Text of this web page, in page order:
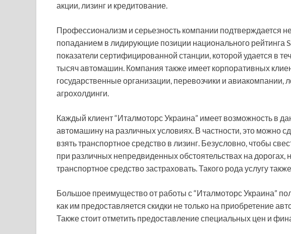
акции, лизинг и кредитование.
Профессионализм и серьезность компании подтверждается
попаданием в лидирующие позиции национального рейтинга
показатели сертифицированной станции, которой удается в
тысяч автомашин. Компания также имеет корпоративных
государственные организации, перевозчики и авиакомпании,
агрохолдинги.
Каждый клиент “Италмоторс Украина” имеет возможность в
автомашину на различных условиях. В частности, это можно
взять транспортное средство в лизинг. Безусловно, чтобы
при различных непредвиденных обстоятельствах на
транспортное средство застраховать. Такого рода услугу
Большое преимущество от работы с “Италмоторс Украина”
как им предоставляется скидки не только на приобретение
Также стоит отметить предоставление специальных цен и